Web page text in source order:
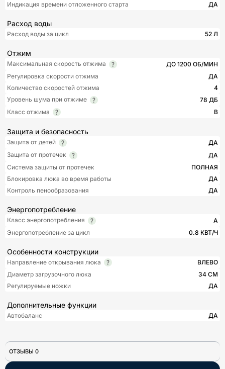
Индикация времени отложенного старта
ДА
Расход воды
Расход воды за цикл 52 Л
Отжим
Максимальная скорость отжима
ДО 1200 ОБ/МИН
Регулировка скорости отжима
ДА
Количество скоростей отжима
4
Уровень шума при отжиме
78 ДБ
Класс отжима
B
Защита и безопасность
Защита от детей
ДА
Защита от протечек
ДА
Система защиты от протечек
ПОЛНАЯ
Блокировка люка во время работы
ДА
Контроль пенообразования
ДА
Энергопотребление
Класс энергопотребления
A
Энергопотребление за цикл
0.8 КВТ/Ч
Особенности конструкции
Направление открывания люка
ВЛЕВО
Диаметр загрузочного люка
34 СМ
Регулируемые ножки
ДА
Дополнительные функции
Автобаланс ДА
ОТЗЫВЫ 0